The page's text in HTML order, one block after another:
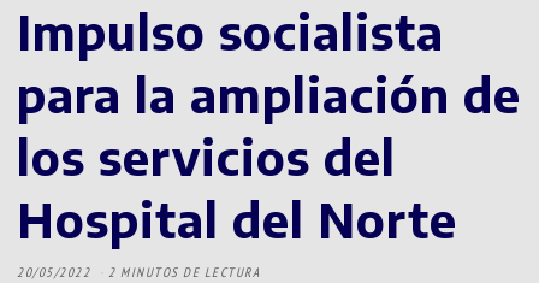
Impulso socialista
para la ampliación de
los servicios del
Hospital del Norte
20/05/2022 2 MINUTOS DE LECTURA